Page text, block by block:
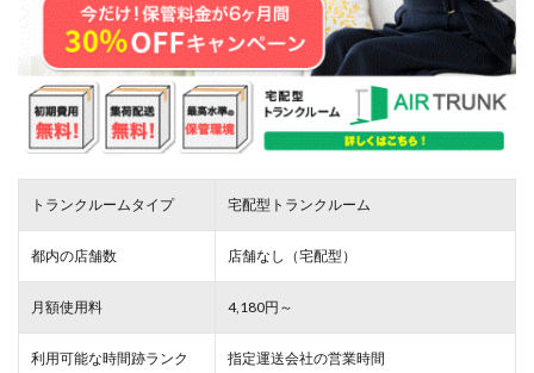
トランクルームタイプ 宅配型トランクルーム
都内の店舗数 店舗なし（宅配型）
月額使用料 4,180円～
利用可能な時間跡ランク 指定運送会社の営業時間